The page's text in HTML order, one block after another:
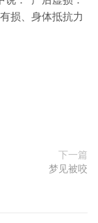
损、身体抵抗力
下一篇
梦见被咬